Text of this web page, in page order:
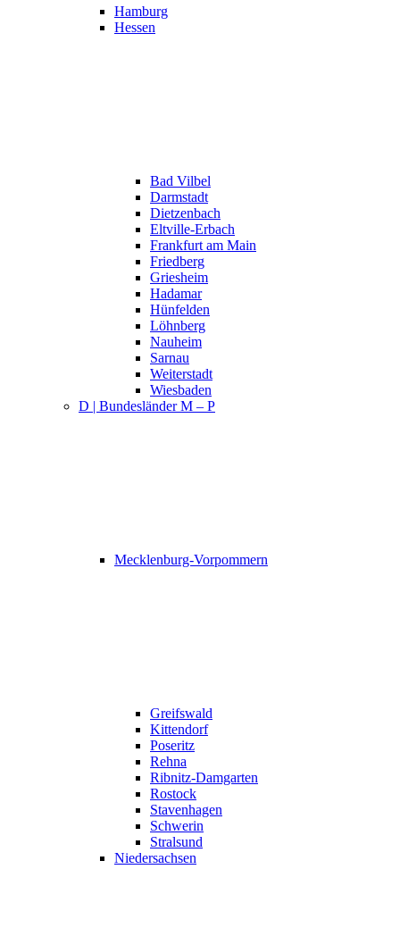
Hamburg
Hessen
Bad Vilbel
Darmstadt
Dietzenbach
Eltville-Erbach
Frankfurt am Main
Friedberg
Griesheim
Hadamar
Hünfelden
Löhnberg
Nauheim
Sarnau
Weiterstadt
Wiesbaden
D | Bundesländer M – P
Mecklenburg-Vorpommern
Greifswald
Kittendorf
Poseritz
Rehna
Ribnitz-Damgarten
Rostock
Stavenhagen
Schwerin
Stralsund
Niedersachsen